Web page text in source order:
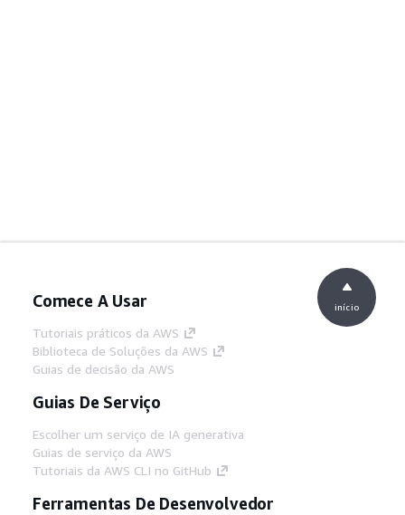
Comece A Usar
Tutoriais práticos da AWS
Biblioteca de Soluções da AWS
Guias de decisão da AWS
Guias De Serviço
Escolher um serviço de IA generativa
Guias de serviço da AWS
Tutoriais da AWS CLI no GitHub
Ferramentas De Desenvolvedor
início